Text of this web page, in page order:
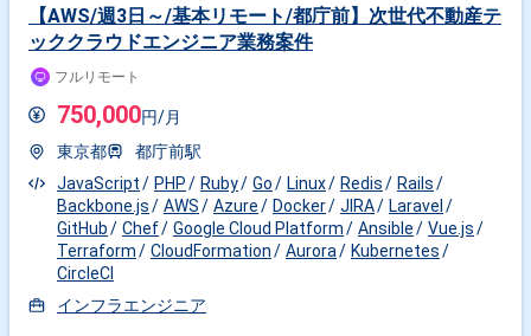
図りながら、自動化・標準化・ナレッジ蓄積を推進できる方が望ましいで
す。 【ポジションの魅力】 比較的大規模なクラウドネイティブなインフ
ラやネットワークの構築をチームの一員として経験でき、実践的なプロジ
ェクトに関わりながらスキルを深めることができます。クラウドシフトや
クラウドリフトを推進する環境で、IaCを活用したコンテナ化に取り組
み、モダンな技術スタックを実務で習得できます。将来的には不動産テッ
ク分野でのデータパイプライン構築や分析基盤へのデータ集約など、機械
学習やAI関連プロジェクトに関わる機会も想定されています。 【開発環
境】 AWSを中心としたクラウドインフラ上で、Terraformや
CloudFormationなどのIaCツール、AnsibleやPuppetなどの構成管理ツー
ル、Dockerおよびコンテナ関連サービス（ECS、Fargate、ECR、API
Gateway、Lambda）を組み合わせた環境で開発・運用を行います。
【AWS/週3日～/基本リモート/都庁前】次世代不動産テ
ッククラウドエンジニア業務案件
フルリモート
750,000円/月
東京都
都庁前駅
JavaScript
PHP Ruby Go Linux Redis
Rails
Backbone.js
AWS Azure Docker JIRA
Laravel
GitHub
Chef Google Cloud Platform Ansible
Vue.js
Terraform
CloudFormation Aurora
Kubernetes
CircleCI
インフラエンジニア